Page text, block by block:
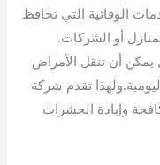
الوقائية التي تحافظ
أو الشركات.
أن تنقل الأمراض
تقدم شركة
وإبادة الحشرات